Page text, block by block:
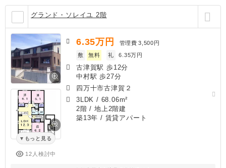
グランド・ソレイユ 2階
もっと見る
12人検討中
6.35万円 管理費 3,500円
敷
無料 礼 6.35万円
古津賀駅 歩12分
中村駅 歩27分
四万十市古津賀２
3LDK / 68.06m²
2階 / 地上2階建
築13年 / 賃貸アパート